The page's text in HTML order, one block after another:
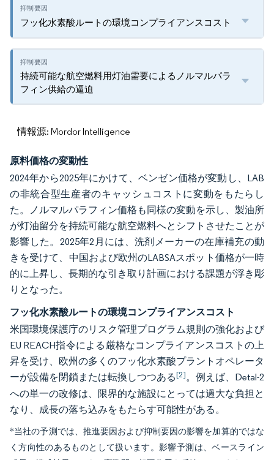
フッ化水素酸ルートの環境コンプライアンスコスト
持続可能な航空燃料用灯油需要によるノルマルパラ
フィン供給の逼迫
情報源: Mordor Intelligence
原料価格の変動性
2024年から2025年にかけて、ベンゼン価格が変動し、LAB
の非統合型生産者のキャッシュコストに変動をもたらし
た。ノルマルパラフィン価格も同様の変動を示し、製油所
が灯油留分を持続可能な航空燃料へとシフトさせたことが
影響した。2025年2月には、洗剤メーカーの在庫補充の動
きを受けて、中国および欧州のLABSAスポット価格が一時
的に上昇し、長期的な引き取り計画における課題が浮き彫
りとなった。
フッ化水素酸ルートの環境コンプライアンスコスト
米国環境保護庁のリスク管理プログラム規則の強化および
EU REACH指令による厳格なコンプライアンスコストの上
昇を受け、欧州の多くのフッ化水素酸プラントオペレータ
ーが設備を閉鎖または転換しつつある[2]。例えば、Detal-2
への単一の改修は、限界的な施設にとっては過大な負担と
なり、成長の落ち込みをもたらす可能性がある。
*当社の予測では、推進要因および抑制要因の影響を加算的ではな
く方向性のあるものとして扱います。影響予測は、ベースライン